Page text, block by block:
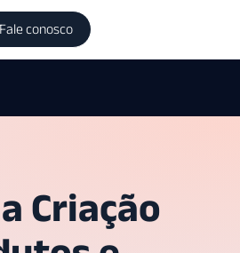
Fale conosco
Criação